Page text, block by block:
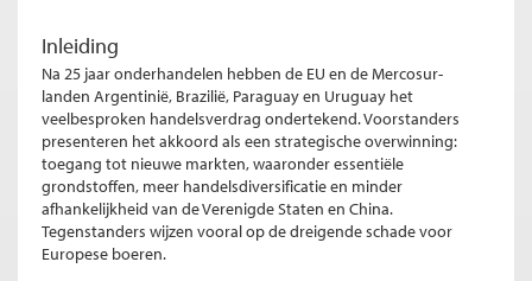
Inleiding
Na 25 jaar onderhandelen hebben de EU en de Mercosur-
landen Argentinië, Brazilië, Paraguay en Uruguay het
veelbesproken handelsverdrag ondertekend. Voorstanders
presenteren het akkoord als een strategische overwinning:
toegang tot nieuwe markten, waaronder essentiële
grondstoffen, meer handelsdiversificatie en minder
afhankelijkheid van de Verenigde Staten en China.
Tegenstanders wijzen vooral op de dreigende schade voor
Europese boeren.